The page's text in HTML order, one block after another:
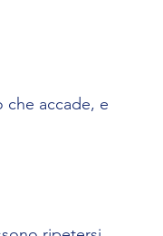
che accade, e